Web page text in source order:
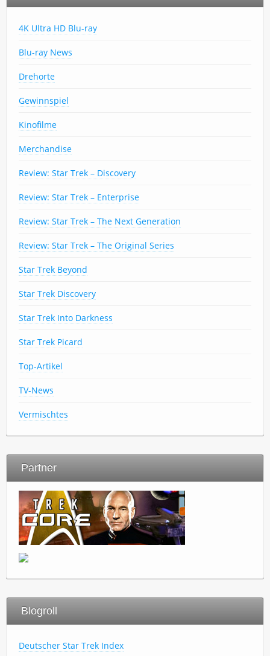
4K Ultra HD Blu-ray
Blu-ray News
Drehorte
Gewinnspiel
Kinofilme
Merchandise
Review: Star Trek – Discovery
Review: Star Trek – Enterprise
Review: Star Trek – The Next Generation
Review: Star Trek – The Original Series
Star Trek Beyond
Star Trek Discovery
Star Trek Into Darkness
Star Trek Picard
Top-Artikel
TV-News
Vermischtes
Partner
Blogroll
Deutscher Star Trek Index